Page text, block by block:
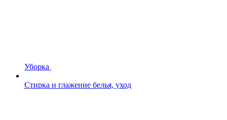
Уборка
Стирка и глажение белья, уход